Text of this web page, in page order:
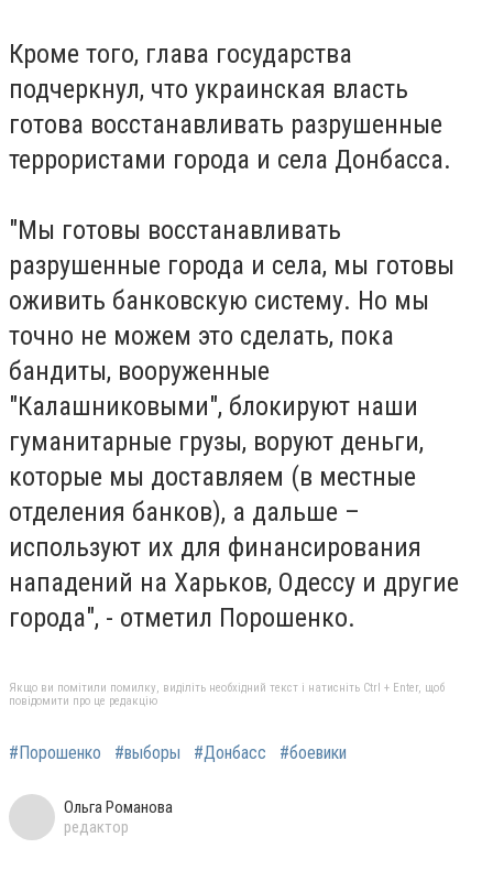
Кроме того, глава государства
подчеркнул, что украинская власть
готова восстанавливать разрушенные
террористами города и села Донбасса.
"Мы готовы восстанавливать
разрушенные города и села, мы готовы
оживить банковскую систему. Но мы
точно не можем это сделать, пока
бандиты, вооруженные
"Калашниковыми", блокируют наши
гуманитарные грузы, воруют деньги,
которые мы доставляем (в местные
отделения банков), а дальше –
используют их для финансирования
нападений на Харьков, Одессу и другие
города", - отметил Порошенко.
Якщо ви помітили помилку, виділіть необхідний текст і натисніть Ctrl + Enter, щоб
повідомити про це редакцію
#Порошенко #выборы #Донбасс #боевики
Ольга Романова
редактор